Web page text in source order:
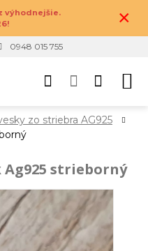
výhodnejšie.
×
0948 015 755
zo striebra AG925
strieborný